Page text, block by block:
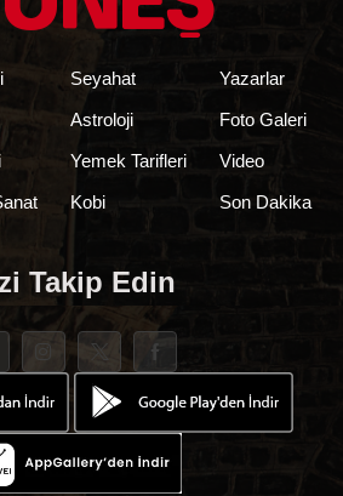
Seyahat
Astroloji
Yemek Tarifleri
Kobi
Yazarlar
Foto Galeri
Video
Son Dakika
Takip Edin